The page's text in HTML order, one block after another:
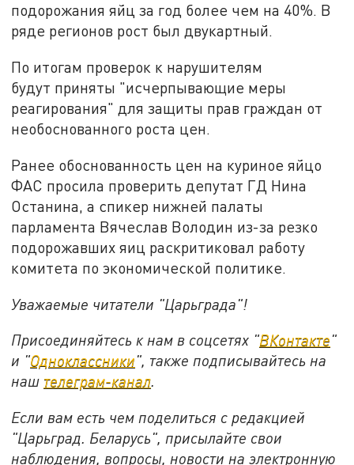
подорожания яйц за год более чем на 40%. В
ряде регионов рост был двукартный.
По итогам проверок к нарушителям
будут приняты "исчерпывающие меры
реагирования" для защиты прав граждан от
необоснованного роста цен.
Ранее обоснованность цен на куриное яйцо
ФАС просила проверить депутат ГД Нина
Останина, а спикер нижней палаты
парламента Вячеслав Володин из-за резко
подорожавших яиц раскритиковал работу
комитета по экономической политике.
Уважаемые читатели "Царьграда"!
Присоединяйтесь к нам в соцсетях "ВКонтакте"
и "Одноклассники", также подписывайтесь на
наш телеграм-канал.
Если вам есть чем поделиться с редакцией
"Царьград. Беларусь", присылайте свои
наблюдения, вопросы, новости на электронную